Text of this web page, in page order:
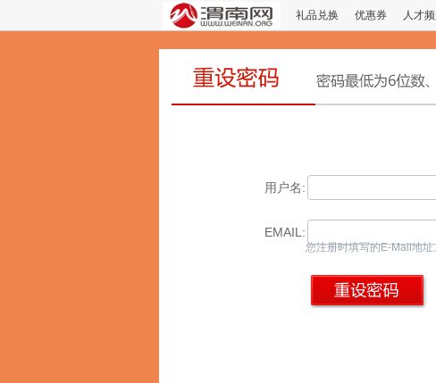
礼品兑换 优惠券 人才
用户名:
EMAIL:
您注册时填写的E-Mail地址